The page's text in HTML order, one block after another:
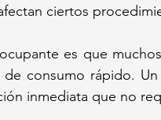
ciertos
es que
consumo rápido. Un
inmediata que no